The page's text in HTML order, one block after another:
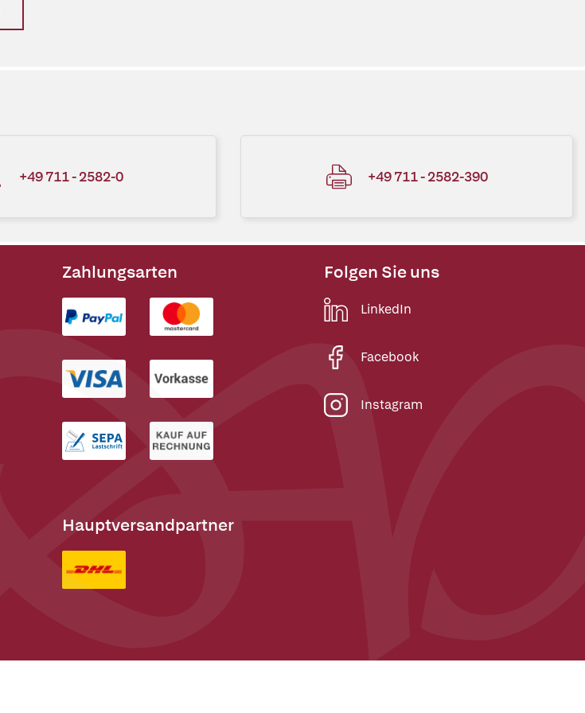
+49 711 - 2582-0 +49 711 - 2582-390
Zahlungsarten
Hauptversandpartner
Folgen Sie uns
LinkedIn
Facebook
Instagram